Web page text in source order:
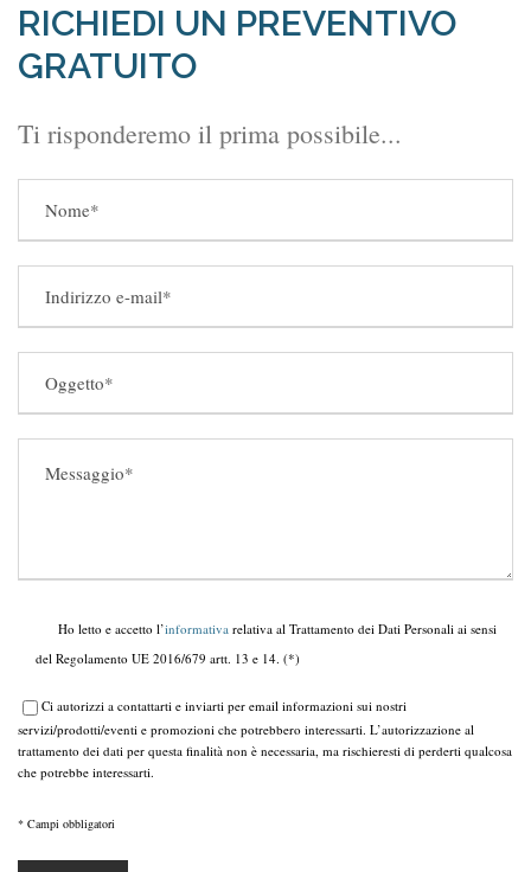
RICHIEDI UN PREVENTIVO
GRATUITO
Ti risponderemo il prima possibile...
Ho letto e accetto l’informativa relativa al Trattamento dei Dati Personali ai sensi
del Regolamento UE 2016/679 artt. 13 e 14. (*)
Ci autorizzi a contattarti e inviarti per email informazioni sui nostri
servizi/prodotti/eventi e promozioni che potrebbero interessarti. L’autorizzazione al
trattamento dei dati per questa finalità non è necessaria, ma rischieresti di perderti qualcosa
che potrebbe interessarti.
* Campi obbligatori